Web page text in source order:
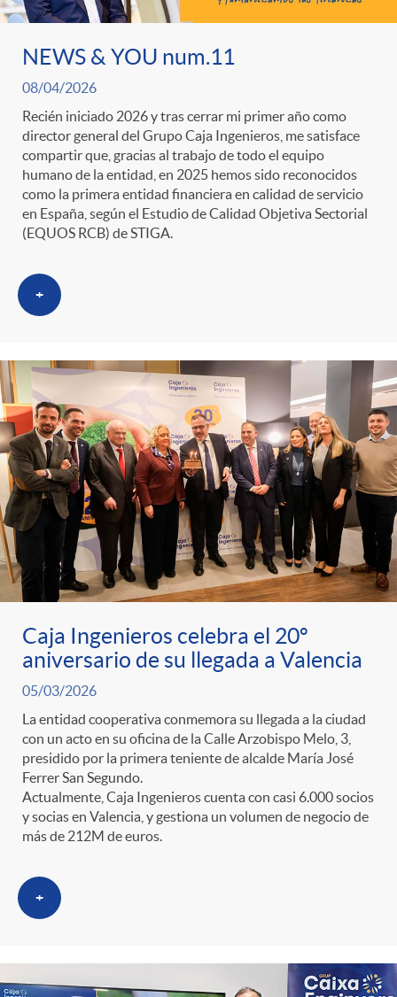
r
a
S
a
l
d
e
p
r
e
n
s
a
n
p
o
r
c
t
e
g
o
r
í
a
s
e
n
i
d
o
n
c
l
a
F
i
l
t
r
o
C
l
c
a
d
o
r
d
e
c
o
n
t
e
n
d
o
NEWS & YOU num.11
08/04/2026
Recién iniciado 2026 y tras cerrar mi primer año como
director general del Grupo Caja Ingenieros, me satisface
compartir que, gracias al trabajo de todo el equipo
humano de la entidad, en 2025 hemos sido reconocidos
como la primera entidad financiera en calidad de servicio
en España, según el Estudio de Calidad Objetiva Sectorial
(EQUOS RCB) de STIGA.
+
Caja Ingenieros celebra el 20º
aniversario de su llegada a Valencia
05/03/2026
La entidad cooperativa conmemora su llegada a la ciudad
con un acto en su oficina de la Calle Arzobispo Melo, 3,
presidido por la primera teniente de alcalde María José
Ferrer San Segundo.
Actualmente, Caja Ingenieros cuenta con casi 6.000 socios
y socias en Valencia, y gestiona un volumen de negocio de
más de 212M de euros.
+